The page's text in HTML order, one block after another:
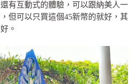
有互動式的體驗，可以跟納美人一
但可以只買這個45新幣的就好，其
。